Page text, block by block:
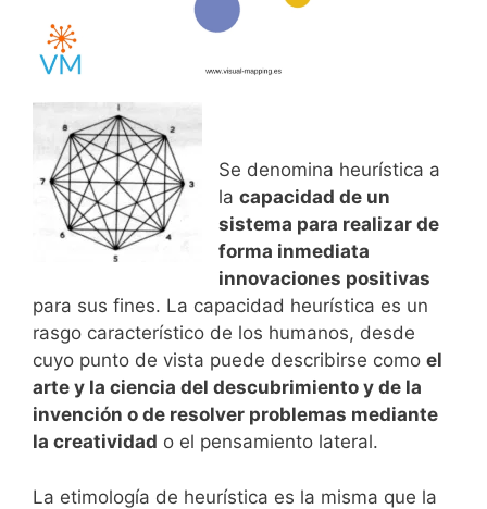
Se denomina heurística a
la capacidad de un
sistema para realizar de
forma inmediata
innovaciones positivas
para sus fines. La capacidad heurística es un
rasgo característico de los humanos, desde
cuyo punto de vista puede describirse como el
arte y la ciencia del descubrimiento y de la
invención o de resolver problemas mediante
la creatividad o el pensamiento lateral.
La etimología de heurística es la misma que la